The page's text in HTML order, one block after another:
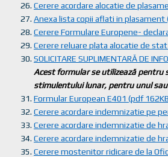
Cerere acordare alocatie de
Anexa lista copii aflati in plasament
Cerere Formulare Europene-
Cerere reluare plata alocatie de
SOLICITARE SUPLIMENTARĂ DE
Acest formular se utilizează
stimulentului lunar, pentru unul
Formular European E401 (pdf
Cerere acordare indemnizatie pe
Cerere acordare indemnizatie de
Cerere acordare indemnizatie de
Cerere mostenitor ridicare de la